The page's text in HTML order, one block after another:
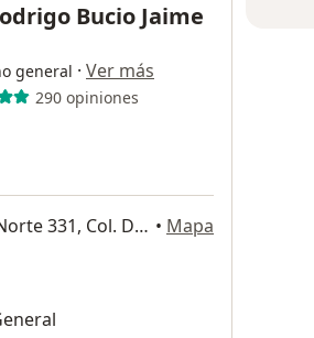
Bucio Jaime
general · Ver más
290 opiniones
Av. Montaña Monarca Norte 331, Col. Desarrollo Montaña Monarca, Morelia • Mapa